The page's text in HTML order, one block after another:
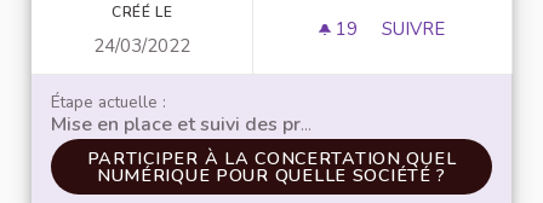
CRÉÉ LE
24/03/2022
19 19 ABONNÉS
SUIVRE
Étape actuelle :
Mise en place et suivi des propositions
PARTICIPER À LA CONCERTATION QUEL
PARTICIPER À LA CONCERTATION QUEL
NUMÉRIQUE POUR QUELLE SOCIÉTÉ ?